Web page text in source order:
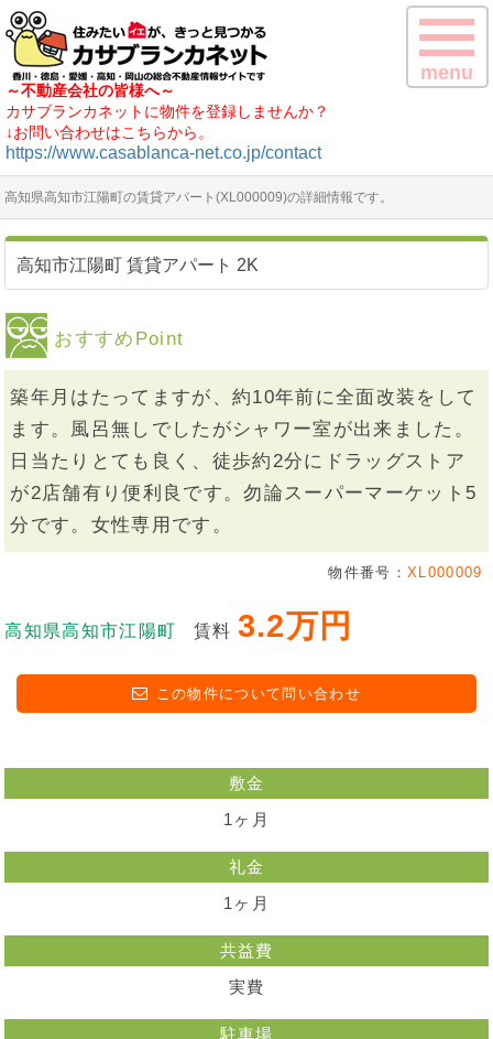
～不動産会社の皆様へ～
カサブランカネットに物件を登録しませんか？
↓お問い合わせはこちらから。
https://www.casablanca-net.co.jp/contact
menu
高知県高知市江陽町の賃貸アパート(XL000009)の詳細情報です。
高知市江陽町 賃貸アパート 2K
おすすめPoint
築年月はたってますが、約10年前に全面改装をして
ます。風呂無しでしたがシャワー室が出来ました。
日当たりとても良く、徒歩約2分にドラッグストア
が2店舗有り便利良です。勿論スーパーマーケット5
分です。女性専用です。
物件番号： XL000009
高知県高知市江陽町 賃料 3.2万円
この物件について問い合わせ
敷金
1ヶ月
礼金
1ヶ月
共益費
実費
駐車場